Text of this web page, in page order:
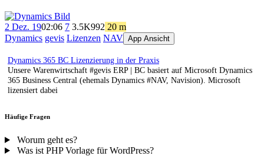
2 Dez. 1902:06 7 3.5K992 20 m
Dynamics gevis Lizenzen NAV App Ansicht
Dynamics 365 BC Lizenzierung in der Praxis
Unsere Warenwirtschaft #gevis ERP | BC basiert auf Microsoft Dynamics
365 Business Central (ehemals Dynamics #NAV, Navision). Microsoft
lizensiert dabei
Häufige Fragen
Worum geht es?
Was ist PHP Vorlage für WordPress?